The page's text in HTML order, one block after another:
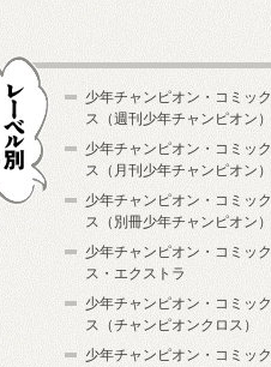
少年チャンピオン・コミック
ス（週刊少年チャンピオン）
少年チャンピオン・コミック
ス（月刊少年チャンピオン）
少年チャンピオン・コミック
ス（別冊少年チャンピオン）
少年チャンピオン・コミック
ス・エクストラ
少年チャンピオン・コミック
ス（チャンピオンクロス）
少年チャンピオン・コミック